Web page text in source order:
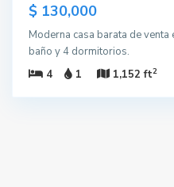
$ 130,000
Moderna casa barata de venta
baño y 4 dormitorios.
4
1 1,152 ft2